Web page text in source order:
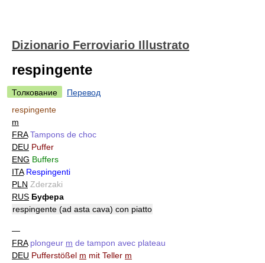
Dizionario Ferroviario Illustrato
respingente
Толкование
Перевод
respingente
m
FRA Tampons de choc
DEU Puffer
ENG Buffers
ITA Respingenti
PLN Zderzaki
RUS Буфера
respingente (ad asta cava) con piatto
—
FRA plongeur m de tampon avec plateau
DEU Pufferstößel m mit Teller m